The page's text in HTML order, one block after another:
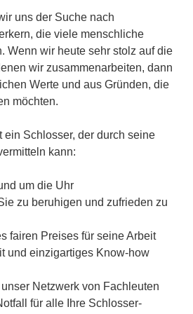
uns der Suche nach
die viele menschliche
Wenn wir heute sehr stolz auf die
wir zusammenarbeiten, dann
Werte und aus Gründen, die
möchten.
ein Schlosser, der durch seine
kann:
um die Uhr
zu beruhigen und zufrieden zu
fairen Preises für seine Arbeit
und einzigartiges Know-how
Netzwerk von Fachleuten
für alle Ihre Schlosser-